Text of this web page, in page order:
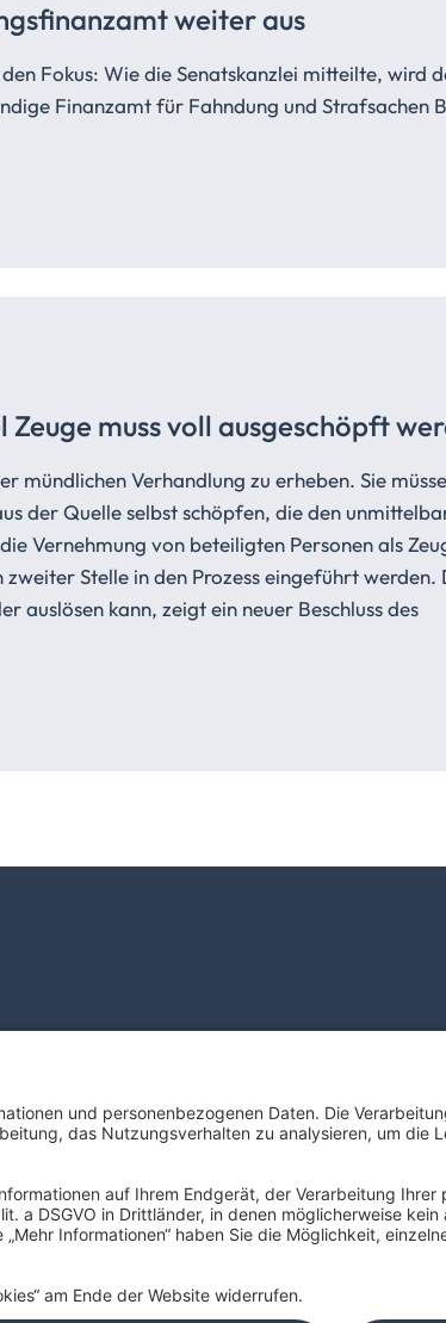
weiter aus
Fokus: Wie die Senatskanzlei mitteilte, wird
Finanzamt für Fahndung und Strafsachen
muss voll ausgeschöpft
mündlichen Verhandlung zu erheben. Sie
der Quelle selbst schöpfen, die den
Vernehmung von beteiligten Personen als
Stelle in den Prozess eingeführt werden.
auslösen kann, zeigt ein neuer Beschluss des